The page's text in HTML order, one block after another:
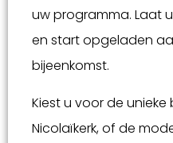
uw programma. Laat
en start opgeladen
bijeenkomst.
Kiest u voor de
Nicolaïkerk, of de